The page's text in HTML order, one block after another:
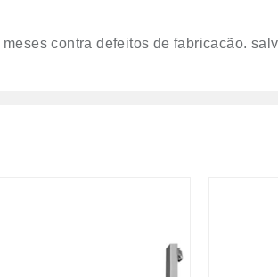
meses contra defeitos de fabricação,